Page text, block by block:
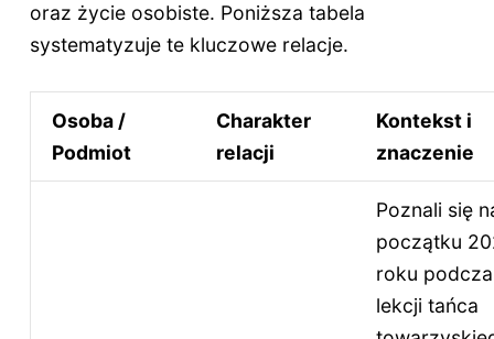
oraz życie osobiste. Poniższa tabela
systematyzuje te kluczowe relacje.
Osoba /
Podmiot
Charakter
relacji
Kontekst i
znaczenie
Poznali się
początku
roku
lekcji tańca